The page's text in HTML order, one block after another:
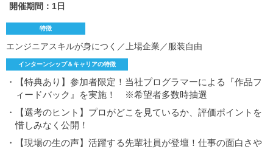
開催期間：1日
特徴
エンジニアスキルが身につく／上場企業／服装自由
インターンシップ＆キャリアの特徴
・【特典あり】参加者限定！当社プログラマーによる『作品フ
ィードバック』を実施！ ※希望者多数時抽選
・【選考のヒント】プロがどこを見ているか、評価ポイントを
惜しみなく公開！
・【現場の生の声】活躍する先輩社員が登壇！仕事の面白さや